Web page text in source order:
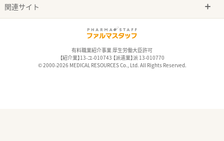
関連サイト
有料職業紹介事業 厚生労働大臣許可
【紹介業】13-ユ-010743 【派遣業】派 13-010770
© 2000-2026 MEDICAL RESOURCES Co., Ltd. All Rights Reserved.